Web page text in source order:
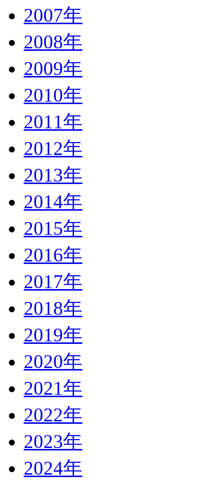
2007年
2008年
2009年
2010年
2011年
2012年
2013年
2014年
2015年
2016年
2017年
2018年
2019年
2020年
2021年
2022年
2023年
2024年